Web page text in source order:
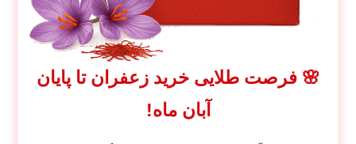
🌸 فرصت طلایی خرید زعفران تا پایان
آبان ماه!